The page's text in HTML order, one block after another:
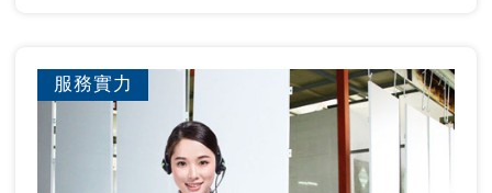
服務實力